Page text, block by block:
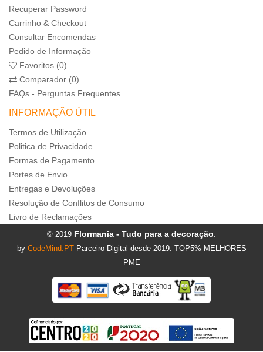
Recuperar Password
Carrinho & Checkout
Consultar Encomendas
Pedido de Informação
Favoritos (0)
Comparador (0)
FAQs - Perguntas Frequentes
INFORMAÇÃO ÚTIL
Termos de Utilização
Politica de Privacidade
Formas de Pagamento
Portes de Envio
Entregas e Devoluções
Resolução de Conflitos de Consumo
Livro de Reclamações
© 2019 Flormania - Tudo para a decoração.
by CodeMind.PT Parceiro Digital desde 2019. TOP5% MELHORES
PME